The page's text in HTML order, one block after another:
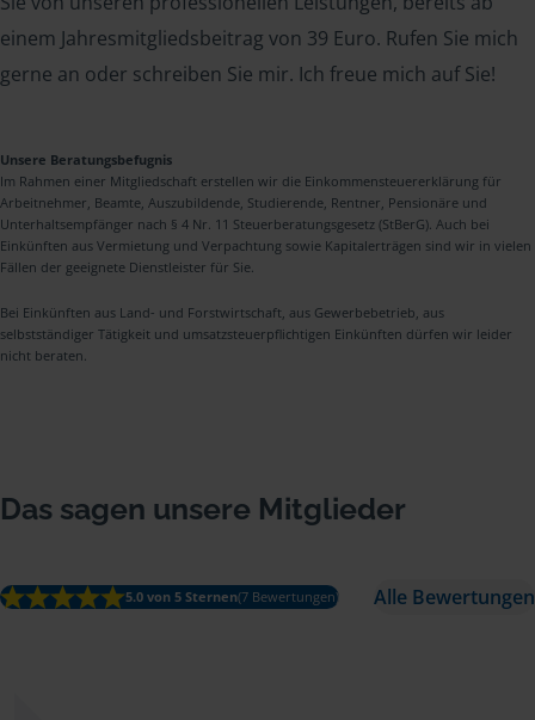
einem Jahresmitgliedsbeitrag von 39 Euro. Rufen Sie mich
gerne an oder schreiben Sie mir. Ich freue mich auf Sie!
Unsere Beratungsbefugnis
Im Rahmen einer Mitgliedschaft erstellen wir die Einkommensteuererklärung für
Arbeitnehmer, Beamte, Auszubildende, Studierende, Rentner, Pensionäre und
Unterhaltsempfänger nach § 4 Nr. 11 Steuerberatungsgesetz (StBerG). Auch bei
Einkünften aus Vermietung und Verpachtung sowie Kapitalerträgen sind wir in vielen
Fällen der geeignete Dienstleister für Sie.
Bei Einkünften aus Land- und Forstwirtschaft, aus Gewerbebetrieb, aus
selbstständiger Tätigkeit und umsatzsteuerpflichtigen Einkünften dürfen wir leider
nicht beraten.
Das sagen unsere Mitglieder
5.0 von 5 Sternen(7 Bewertungen) Alle Bewertungen